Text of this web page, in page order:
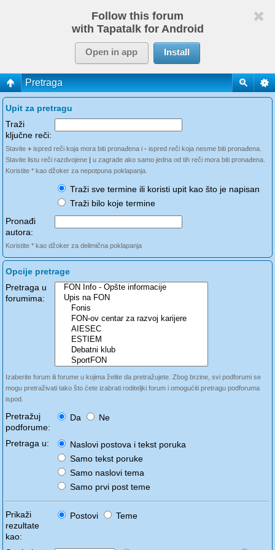
Follow this forum
with Tapatalk for Android
Open in app Install
Pretraga
Upit za pretragu
Traži
ključne reči:
Stavite + ispred reči koja mora biti pronađena i - ispred reči koja nesme biti pronađena.
Stavite listu reči razdvojene | u zagrade ako samo jedna od tih reči mora biti pronađena.
Koristite * kao džoker za nepotpuna poklapanja.
Traži sve termine ili koristi upit kao što je napisan
Traži bilo koje termine
Pronađi
autora:
Koristite * kao džoker za delimična poklapanja
Opcije pretrage
Pretraga u
forumima:
Izaberite forum ili forume u kojima želite da pretražujete. Zbog brzine, svi podforumi se
mogu pretraživati tako što ćete izabrati roditeljki forum i omogućiti pretragu podforuma
ispod.
Pretražuj
podforume:
Da Ne
Pretraga u:
Naslovi postova i tekst poruka
Samo tekst poruke
Samo naslovi tema
Samo prvi post teme
Prikaži
rezultate
kao:
Postovi Teme